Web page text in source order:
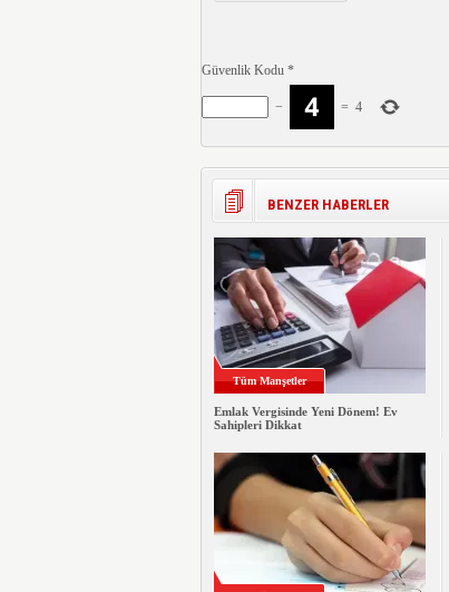
Güvenlik Kodu *
− = 4
BENZER HABERLER
Tüm Manşetler
Emlak Vergisinde Yeni Dönem! Ev
Sahipleri Dikkat